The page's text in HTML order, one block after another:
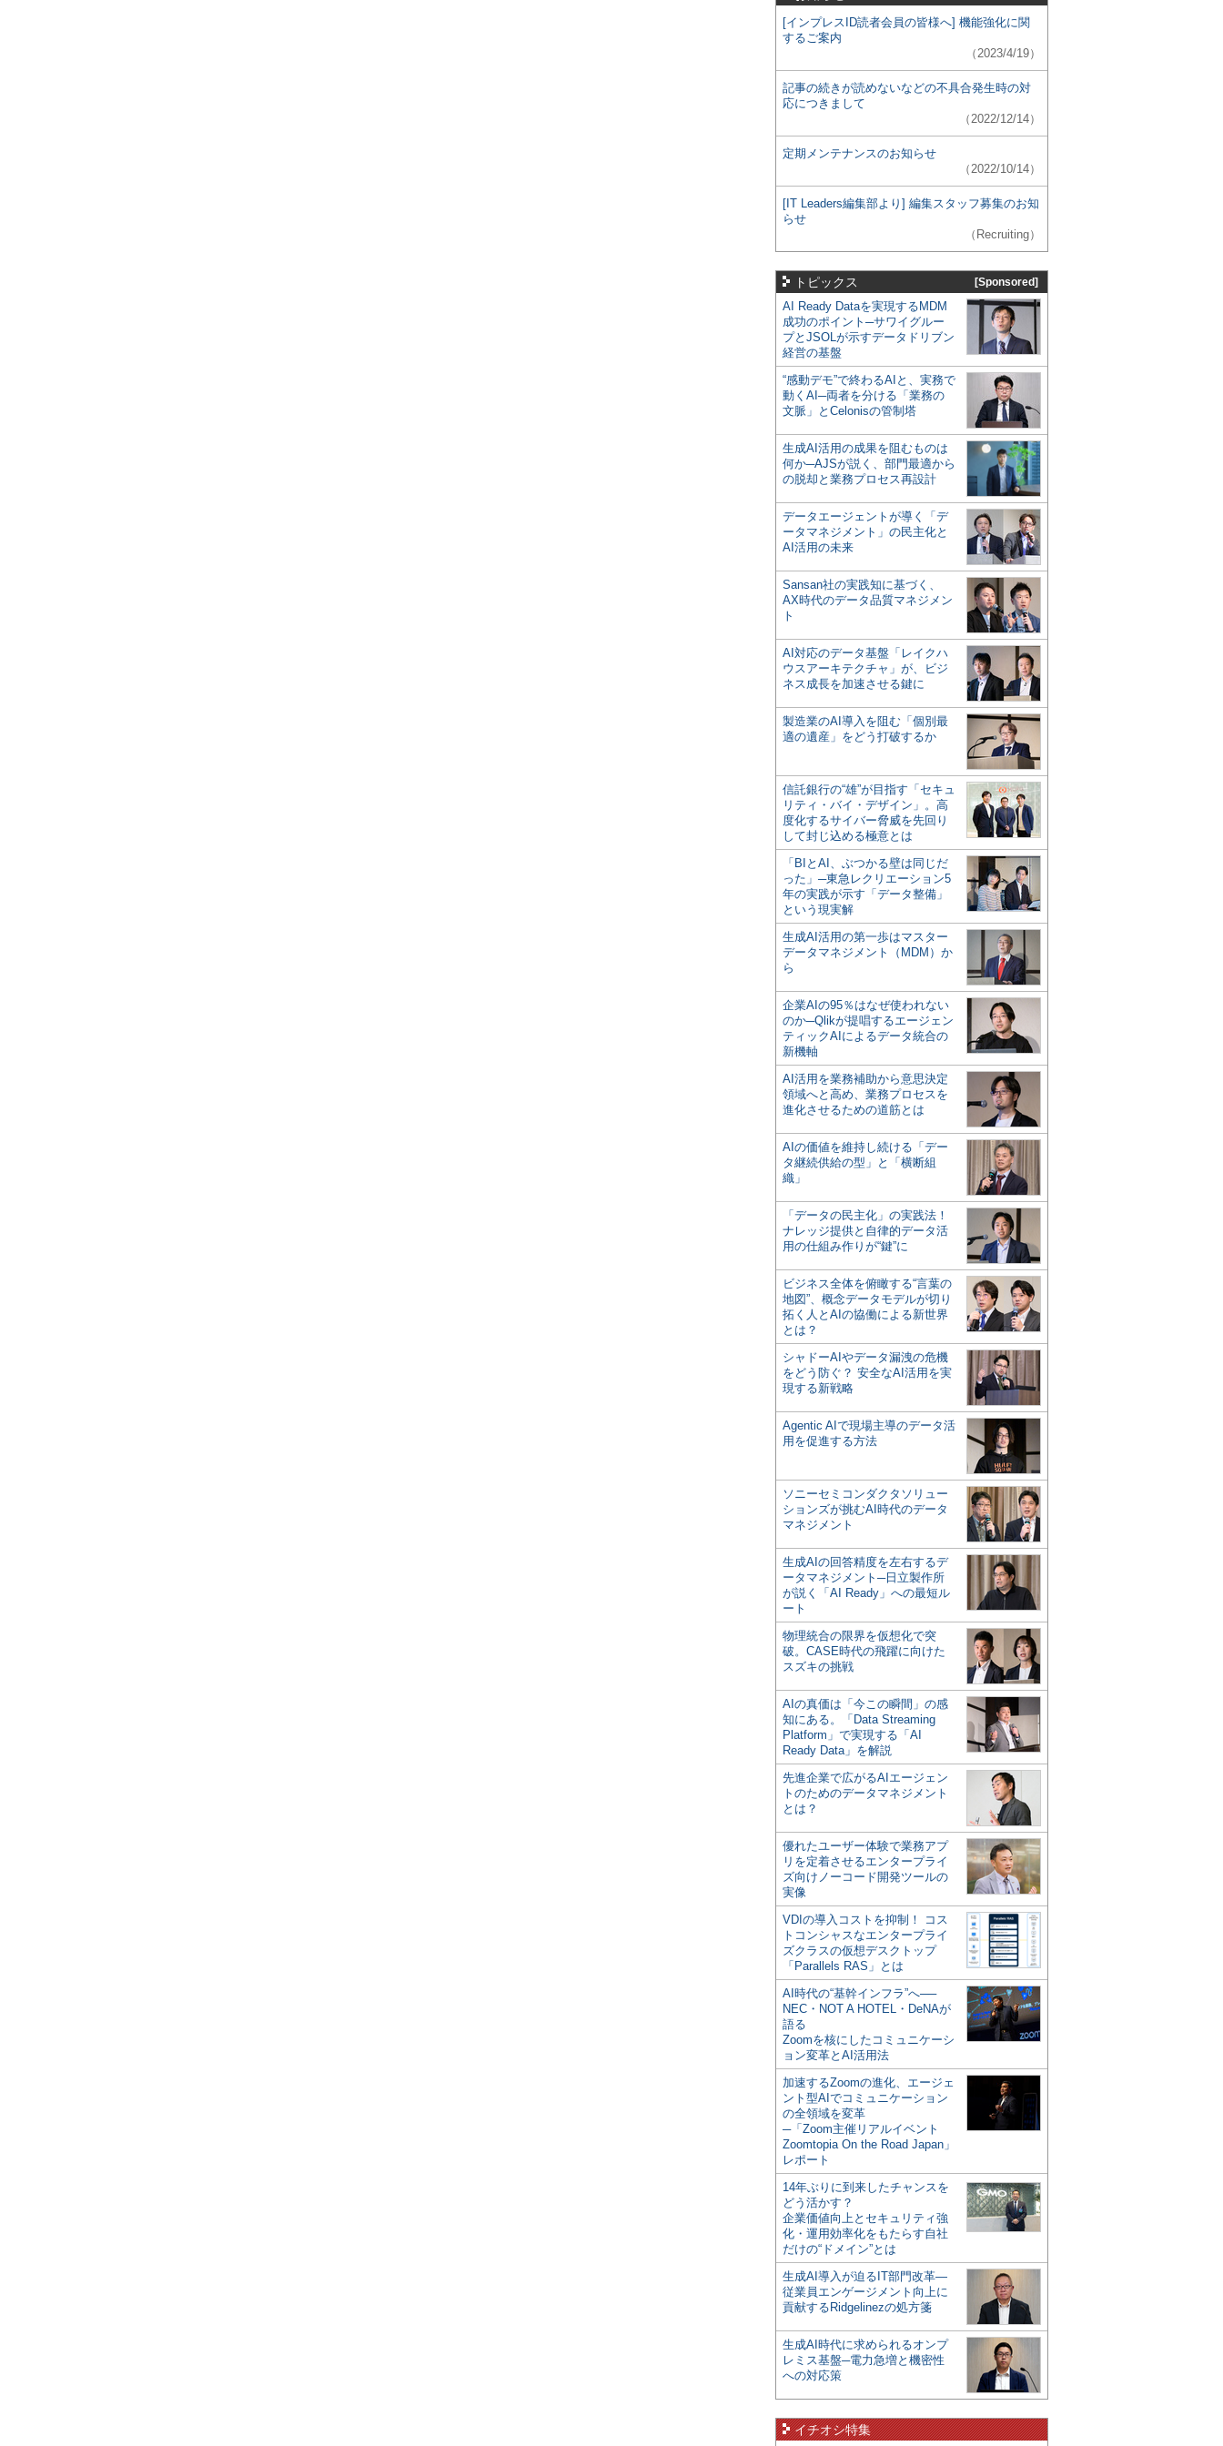
[インプレスID読者会員の皆様へ] 機能強化に関
するご案内
（2023/4/19）
記事の続きが読めないなどの不具合発生時の対
応につきまして
（2022/12/14）
定期メンテナンスのお知らせ
（2022/10/14）
[IT Leaders編集部より] 編集スタッフ募集のお知
らせ
（Recruiting）
トピックス [Sponsored]
AI Ready Dataを実現するMDM
成功のポイント─サワイグルー
プとJSOLが示すデータドリブン
経営の基盤
“感動デモ”で終わるAIと、実務で
動くAI─両者を分ける「業務の
文脈」とCelonisの管制塔
生成AI活用の成果を阻むものは
何か─AJSが説く、部門最適から
の脱却と業務プロセス再設計
データエージェントが導く「デ
ータマネジメント」の民主化と
AI活用の未来
Sansan社の実践知に基づく、
AX時代のデータ品質マネジメン
ト
AI対応のデータ基盤「レイクハ
ウスアーキテクチャ」が、ビジ
ネス成長を加速させる鍵に
製造業のAI導入を阻む「個別最
適の遺産」をどう打破するか
信託銀行の“雄”が目指す「セキュ
リティ・バイ・デザイン」。高
度化するサイバー脅威を先回り
して封じ込める極意とは
「BIとAI、ぶつかる壁は同じだ
った」─東急レクリエーション5
年の実践が示す「データ整備」
という現実解
生成AI活用の第一歩はマスター
データマネジメント（MDM）か
ら
企業AIの95％はなぜ使われない
のか─Qlikが提唱するエージェン
ティックAIによるデータ統合の
新機軸
AI活用を業務補助から意思決定
領域へと高め、業務プロセスを
進化させるための道筋とは
AIの価値を維持し続ける「デー
タ継続供給の型」と「横断組
織」
「データの民主化」の実践法！
ナレッジ提供と自律的データ活
用の仕組み作りが“鍵”に
ビジネス全体を俯瞰する“言葉の
地図”、概念データモデルが切り
拓く人とAIの協働による新世界
とは？
シャドーAIやデータ漏洩の危機
をどう防ぐ？ 安全なAI活用を実
現する新戦略
Agentic AIで現場主導のデータ活
用を促進する方法
ソニーセミコンダクタソリュー
ションズが挑むAI時代のデータ
マネジメント
生成AIの回答精度を左右するデ
ータマネジメント─日立製作所
が説く「AI Ready」への最短ル
ート
物理統合の限界を仮想化で突
破。CASE時代の飛躍に向けた
スズキの挑戦
AIの真価は「今この瞬間」の感
知にある。「Data Streaming
Platform」で実現する「AI
Ready Data」を解説
先進企業で広がるAIエージェン
トのためのデータマネジメント
とは？
優れたユーザー体験で業務アプ
リを定着させるエンタープライ
ズ向けノーコード開発ツールの
実像
VDIの導入コストを抑制！ コス
トコンシャスなエンタープライ
ズクラスの仮想デスクトップ
「Parallels RAS」とは
AI時代の“基幹インフラ”へ──
NEC・NOT A HOTEL・DeNAが
語る
Zoomを核にしたコミュニケーシ
ョン変革とAI活用法
加速するZoomの進化、エージェ
ント型AIでコミュニケーション
の全領域を変革
─「Zoom主催リアルイベント
Zoomtopia On the Road Japan」
レポート
14年ぶりに到来したチャンスを
どう活かす？
企業価値向上とセキュリティ強
化・運用効率化をもたらす自社
だけの“ドメイン”とは
生成AI導入が迫るIT部門改革―
従業員エンゲージメント向上に
貢献するRidgelinezの処方箋
生成AI時代に求められるオンプ
レミス基盤─電力急増と機密性
への対応策
イチオシ特集